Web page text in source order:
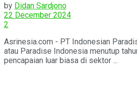
by Didan Sardjono
22 December 2024
2
Asrinesia.com - PT Indonesian
atau Paradise Indonesia menutup
pencapaian luar biasa di sektor ...